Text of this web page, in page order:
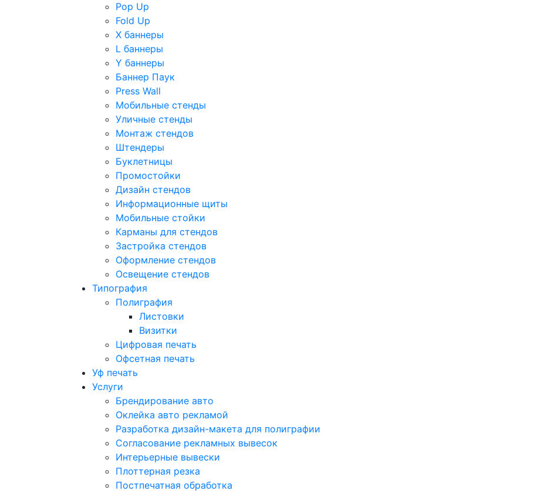
Pop Up
Fold Up
Х баннеры
L баннеры
Y баннеры
Баннер Паук
Press Wall
Мобильные стенды
Уличные стенды
Монтаж стендов
Штендеры
Буклетницы
Промостойки
Дизайн стендов
Информационные щиты
Мобильные стойки
Карманы для стендов
Застройка стендов
Оформление стендов
Освещение стендов
Типография
Полиграфия
Листовки
Визитки
Цифровая печать
Офсетная печать
Уф печать
Услуги
Брендирование авто
Оклейка авто рекламой
Разработка дизайн-макета для полиграфии
Согласование рекламных вывесок
Интерьерные вывески
Плоттерная резка
Постпечатная обработка